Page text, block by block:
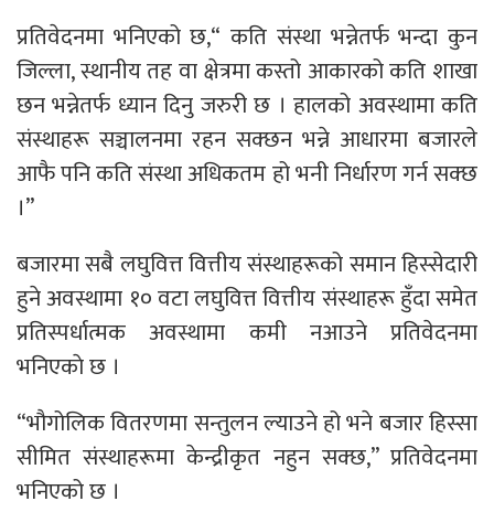
प्रतिवेदनमा भनिएको छ,“ कति संस्था भन्नेतर्फ भन्दा कुन
जिल्ला, स्थानीय तह वा क्षेत्रमा कस्तो आकारको कति शाखा
छन भन्नेतर्फ ध्यान दिनु जरुरी छ । हालको अवस्थामा कति
संस्थाहरू सञ्चालनमा रहन सक्छन भन्ने आधारमा बजारले
आफै पनि कति संस्था अधिकतम हो भनी निर्धारण गर्न सक्छ
।”
बजारमा सबै लघुवित्त वित्तीय संस्थाहरूको समान हिस्सेदारी
हुने अवस्थामा १० वटा लघुवित्त वित्तीय संस्थाहरू हुँदा समेत
प्रतिस्पर्धात्मक अवस्थामा कमी नआउने प्रतिवेदनमा
भनिएकाे छ ।
“भौगोलिक वितरणमा सन्तुलन ल्याउने हो भने बजार हिस्सा
सीमित संस्थाहरूमा केन्द्रीकृत नहुन सक्छ,” प्रतिवेदनमा
भनिएको छ ।